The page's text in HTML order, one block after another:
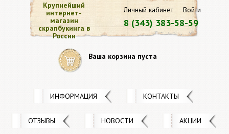
Личный кабинет Войти
8 (343) 383-58-59
Крупнейший
интернет-
магазин
скрапбукинга в
России
Ваша корзина пуста
ИНФОРМАЦИЯ КОНТАКТЫ
ОТЗЫВЫ НОВОСТИ АКЦИИ